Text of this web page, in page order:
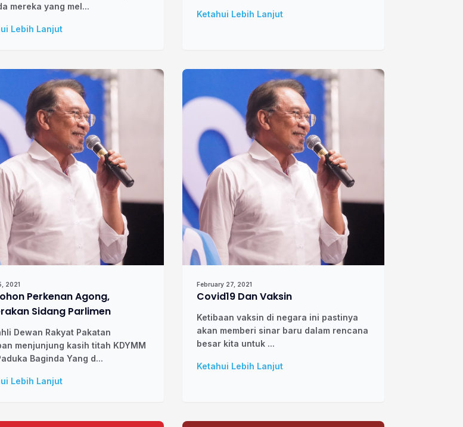
mereka yang mel...
Lebih Lanjut
Ketahui Lebih Lanjut
2021
Perkenan Agong,
Sidang Parlimen
Dewan Rakyat Pakatan
menjunjung kasih titah KDYMM
Baginda Yang d...
Lebih Lanjut
February 27, 2021
Covid19 Dan Vaksin
Ketibaan vaksin di negara ini pastinya
akan memberi sinar baru dalam rencana
besar kita untuk ...
Ketahui Lebih Lanjut